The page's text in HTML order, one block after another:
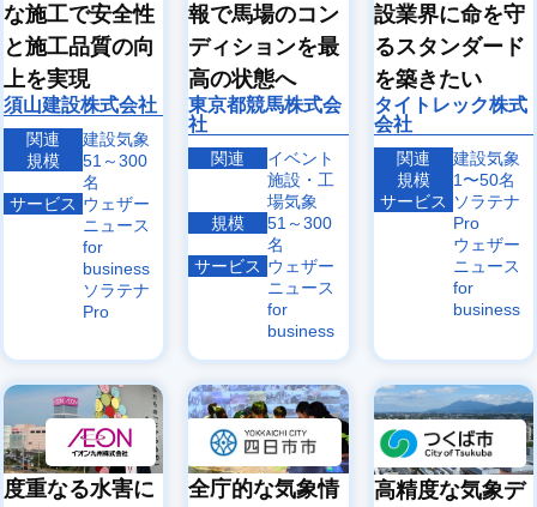
な施工で安全性
と施工品質の向
上を実現
須山建設株式会社
関連
建設気象
規模
51～300
名
サービス ウェザー
ニュース
for
business
ソラテナ
Pro
報で馬場のコン
ディションを最
高の状態へ
東京都競馬株式会
社
関連
イベント
施設・工
場気象
規模
51～300
名
サービス ウェザー
ニュース
for
business
設業界に命を守
るスタンダード
を築きたい
タイトレック株式
会社
関連
建設気象
規模
1〜50名
サービス ソラテナ
Pro
ウェザー
ニュース
for
business
度重なる水害に
全庁的な気象情
高精度な気象デ